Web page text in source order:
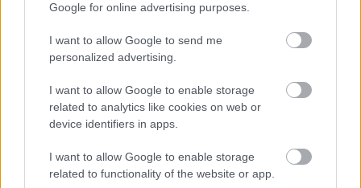
Google for online advertising purposes.
I want to allow Google to send me
personalized advertising.
I want to allow Google to enable storage
related to analytics like cookies on web or
device identifiers in apps.
I want to allow Google to enable storage
related to functionality of the website or app.
BATALLA
Estos jugadores son baja:Luiz Felipe, Ilias, Isi (sanción).